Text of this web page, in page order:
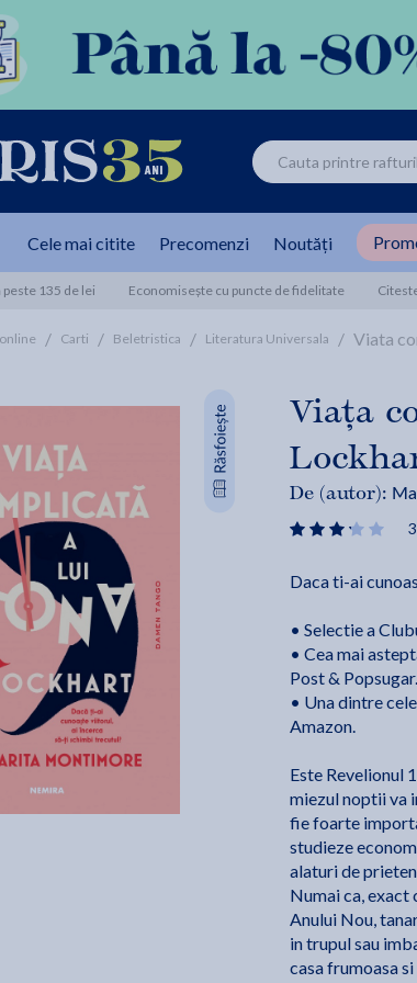
Cele mai citite Precomenzi Noutăți
135 de lei Economisește cu puncte de fidelitate
/ Carti / Beletristica / Literatura Universala / Viata
Viața
De (autor):
3
Daca ti-ai
• Selectie a
• Cea mai
Post & Popsugar.
• Una dintre
Amazon.
Este Revelionul
miezul noptii va
fie foarte
studieze
alaturi de
Numai ca, exact
Anului Nou,
in trupul sau
casa frumoasa